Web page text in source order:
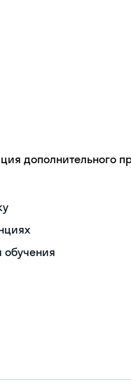
дополнительного
обучения